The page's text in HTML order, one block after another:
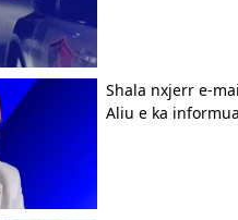
Shala nxjerr e-
Aliu e ka